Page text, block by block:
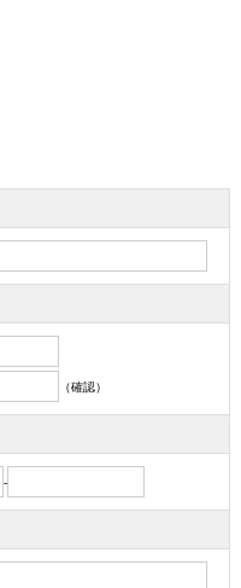
（確認）
-